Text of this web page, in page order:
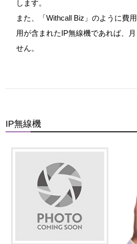
します。
また、「Withcall Biz」のように費
用が含まれたIP無線機であれば、
せん。
IP無線機